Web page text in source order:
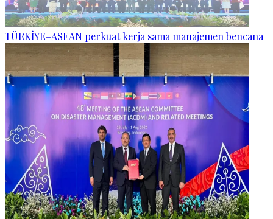
TÜRKİYE–ASEAN perkuat kerja sama manajemen bencana